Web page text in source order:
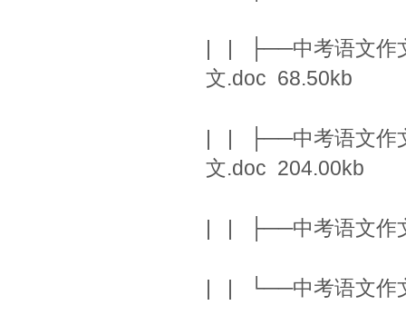
| | ├──中考语文作
文.doc 68.50kb
| | ├──中考语文作
文.doc 204.00kb
| | ├──中考语文作
| | └──中考语文作